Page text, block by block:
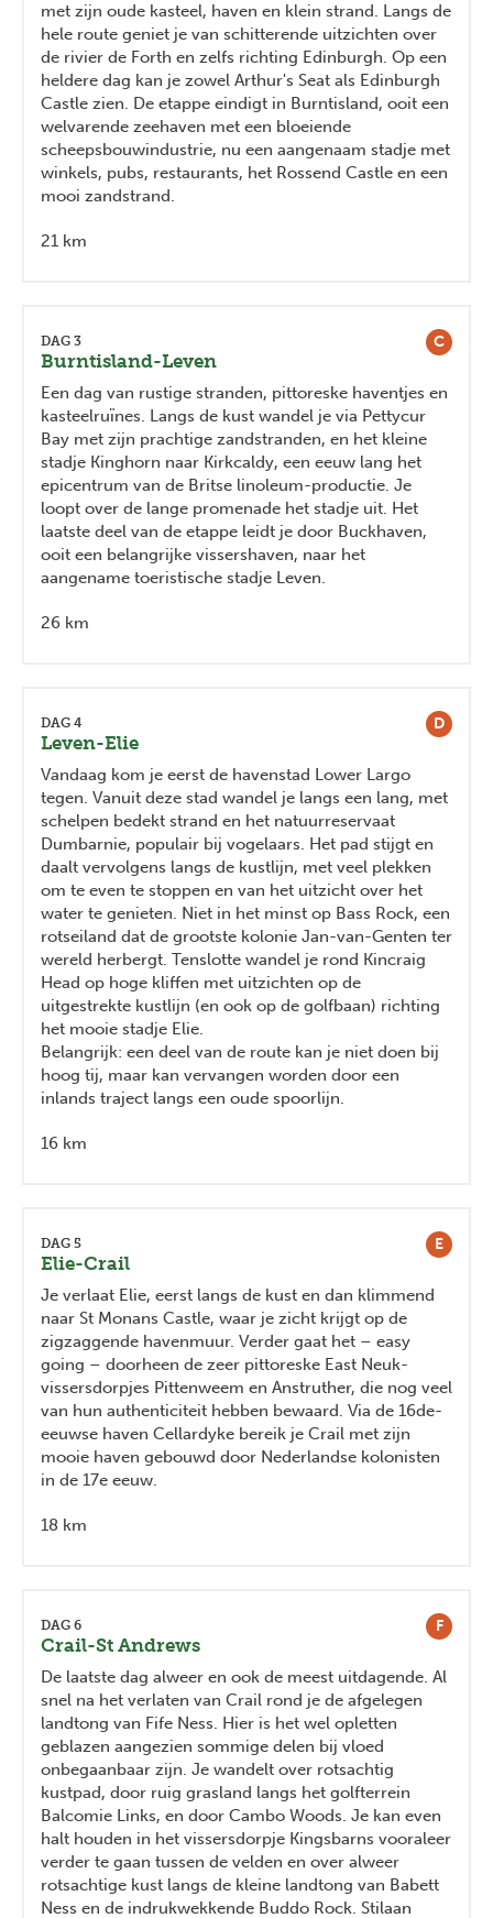
met zijn oude kasteel, haven en klein strand. Langs de
hele route geniet je van schitterende uitzichten over
de rivier de Forth en zelfs richting Edinburgh. Op een
heldere dag kan je zowel Arthur's Seat als Edinburgh
Castle zien. De etappe eindigt in Burntisland, ooit een
welvarende zeehaven met een bloeiende
scheepsbouwindustrie, nu een aangenaam stadje met
winkels, pubs, restaurants, het Rossend Castle en een
mooi zandstrand.
21 km
C
DAG 3
Burntisland-Leven
Een dag van rustige stranden, pittoreske haventjes en
kasteelruïnes. Langs de kust wandel je via Pettycur
Bay met zijn prachtige zandstranden, en het kleine
stadje Kinghorn naar Kirkcaldy, een eeuw lang het
epicentrum van de Britse linoleum-productie. Je
loopt over de lange promenade het stadje uit. Het
laatste deel van de etappe leidt je door Buckhaven,
ooit een belangrijke vissershaven, naar het
aangename toeristische stadje Leven.
26 km
D
DAG 4
Leven-Elie
Vandaag kom je eerst de havenstad Lower Largo
tegen. Vanuit deze stad wandel je langs een lang, met
schelpen bedekt strand en het natuurreservaat
Dumbarnie, populair bij vogelaars. Het pad stijgt en
daalt vervolgens langs de kustlijn, met veel plekken
om te even te stoppen en van het uitzicht over het
water te genieten. Niet in het minst op Bass Rock, een
rotseiland dat de grootste kolonie Jan-van-Genten ter
wereld herbergt. Tenslotte wandel je rond Kincraig
Head op hoge kliffen met uitzichten op de
uitgestrekte kustlijn (en ook op de golfbaan) richting
het mooie stadje Elie.
Belangrijk: een deel van de route kan je niet doen bij
hoog tij, maar kan vervangen worden door een
inlands traject langs een oude spoorlijn.
16 km
E
DAG 5
Elie-Crail
Je verlaat Elie, eerst langs de kust en dan klimmend
naar St Monans Castle, waar je zicht krijgt op de
zigzaggende havenmuur. Verder gaat het – easy
going – doorheen de zeer pittoreske East Neuk-
vissersdorpjes Pittenweem en Anstruther, die nog veel
van hun authenticiteit hebben bewaard. Via de 16de-
eeuwse haven Cellardyke bereik je Crail met zijn
mooie haven gebouwd door Nederlandse kolonisten
in de 17e eeuw.
18 km
F
DAG 6
Crail-St Andrews
De laatste dag alweer en ook de meest uitdagende. Al
snel na het verlaten van Crail rond je de afgelegen
landtong van Fife Ness. Hier is het wel opletten
geblazen aangezien sommige delen bij vloed
onbegaanbaar zijn. Je wandelt over rotsachtig
kustpad, door ruig grasland langs het golfterrein
Balcomie Links, en door Cambo Woods. Je kan even
halt houden in het vissersdorpje Kingsbarns vooraleer
verder te gaan tussen de velden en over alweer
rotsachtige kust langs de kleine landtong van Babett
Ness en de indrukwekkende Buddo Rock. Stilaan